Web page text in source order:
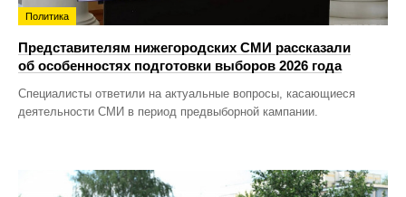
Политика
Представителям нижегородских СМИ рассказали
об особенностях подготовки выборов 2026 года
Специалисты ответили на актуальные вопросы, касающиеся
деятельности СМИ в период предвыборной кампании.